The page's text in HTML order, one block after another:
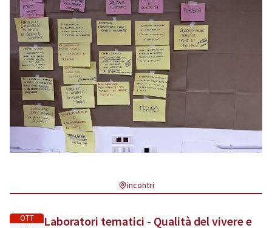
incontri
OTT
Laboratori tematici - Qualità del vivere e